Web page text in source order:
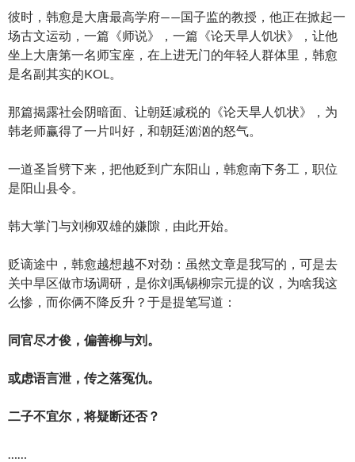
彼时，韩愈是大唐最高学府——国子监的教授，他正在掀起一
场古文运动，一篇《师说》，一篇《论天旱人饥状》，让他
坐上大唐第一名师宝座，在上进无门的年轻人群体里，韩愈
是名副其实的KOL。
那篇揭露社会阴暗面、让朝廷减税的《论天旱人饥状》，为
韩老师赢得了一片叫好，和朝廷汹汹的怒气。
一道圣旨劈下来，把他贬到广东阳山，韩愈南下务工，职位
是阳山县令。
韩大掌门与刘柳双雄的嫌隙，由此开始。
贬谪途中，韩愈越想越不对劲：虽然文章是我写的，可是去
关中旱区做市场调研，是你刘禹锡柳宗元提的议，为啥我这
么惨，而你俩不降反升？于是提笔写道：
同官尽才俊，偏善柳与刘。
或虑语言泄，传之落冤仇。
二子不宜尔，将疑断还否？
……